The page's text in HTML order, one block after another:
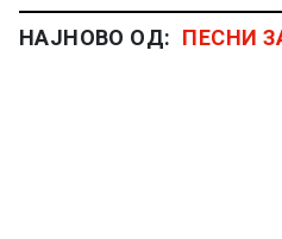
НАЈНОВО ОД: ПЕСНИ